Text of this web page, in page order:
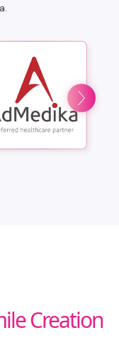
Creation